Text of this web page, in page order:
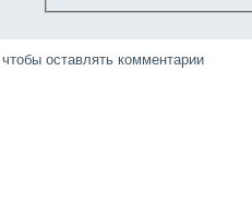
, чтобы оставлять комментарии